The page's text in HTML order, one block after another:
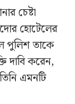
চেষ্টা
হোটেলের
পুলিশ তাকে
দাবি করেন,
এমনটি